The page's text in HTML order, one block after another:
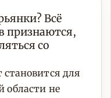
Всё
признаются,
со
для
области не